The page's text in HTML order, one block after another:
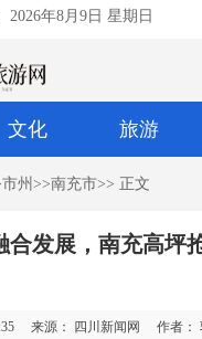
2026年8月9日 星期日
文化 旅游
市州 >>南充市>> 正文
合发展，南充高坪
来源： 四川新闻网 作者：